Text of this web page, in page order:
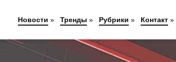
Новости » Тренды » Рубрики » Контакт»